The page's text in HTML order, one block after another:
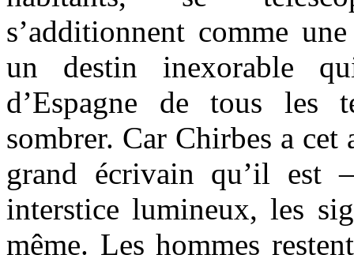
s’additionnent comme
un destin inexorable
d’Espagne de tous les
sombrer. Car Chirbes a
grand écrivain qu’il est
interstice lumineux, les
même. Les hommes